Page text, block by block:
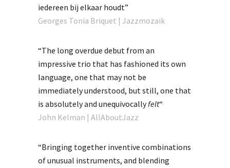
iedereen bij elkaar houdt”
Georges Tonia Briquet | Jazzmozaik
“The long overdue debut from an
impressive trio that has fashioned its own
language, one that may not be
immediately understood, but still, one that
is absolutely and unequivocallyfelt“
John Kelman | AllAboutJazz
“Bringing together inventive combinations
of unusual instruments, and blending